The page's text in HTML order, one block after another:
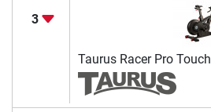
3
Taurus Racer Pro Touch